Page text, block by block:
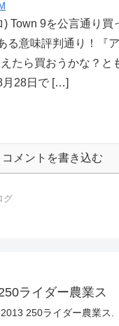
Town 9を公言通り買
る意味評判通り！『
たら買おうかな？と
月28日で […]
コメントを書き込む
グ
ライダー農業ス
250ライダー農業ス.